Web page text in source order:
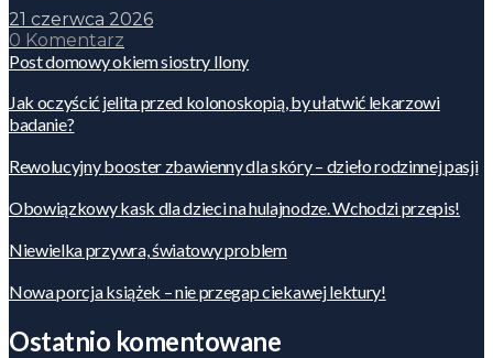
21 czerwca 2026
0 Komentarz
Post domowy okiem siostry Ilony
Jak oczyścić jelita przed kolonoskopią, by ułatwić lekarzowi
badanie?
Rewolucyjny booster zbawienny dla skóry – dzieło rodzinnej pasji
Obowiązkowy kask dla dzieci na hulajnodze. Wchodzi przepis!
Niewielka przywra, światowy problem
Nowa porcja książek – nie przegap ciekawej lektury!
Ostatnio komentowane